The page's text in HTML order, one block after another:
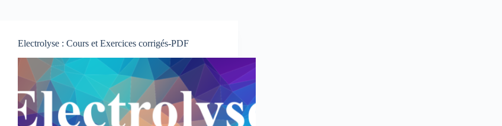
Electrolyse : Cours et Exercices corrigés-PDF